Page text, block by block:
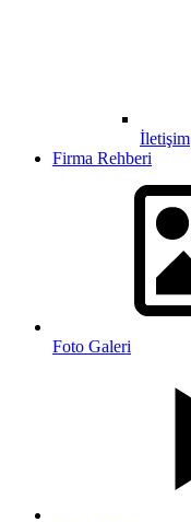
İletişim
Firma Rehberi
Foto Galeri